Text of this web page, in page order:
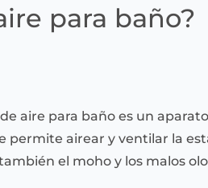
para baño?
aire para baño es un aparato
permite airear y ventilar la
el moho y los malos